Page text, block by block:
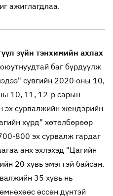
ажиглагдлаа.
зүйн тэнхимийн ахлах
баг бүрдүүлж
сувгийн 2020 оны 10,
10, 11, 12-р сарын
эх сурвалжийн жендэрийн
хүрд" хөтөлбөрөөр
800 эх сурвалж гардаг
анх эхлэхэд "Цагийн
20 хувь эмэгтэй байсан.
35 хувь нь
өссөн дүнтэй